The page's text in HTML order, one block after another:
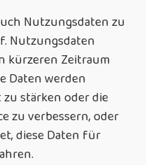
Nutzungsdaten zu
Nutzungsdaten
kürzeren Zeitraum
Daten werden
stärken oder die
zu verbessern, oder
diese Daten für